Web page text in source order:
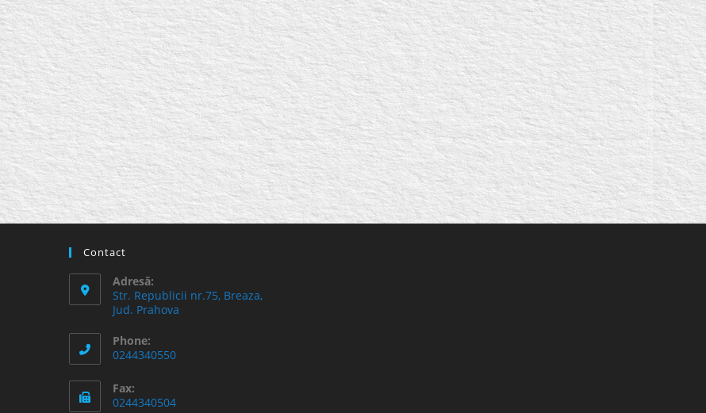
Contact
Adresă:
Str. Republicii nr.75, Breaza,
Jud. Prahova
Phone:
0244340550
Fax:
0244340504